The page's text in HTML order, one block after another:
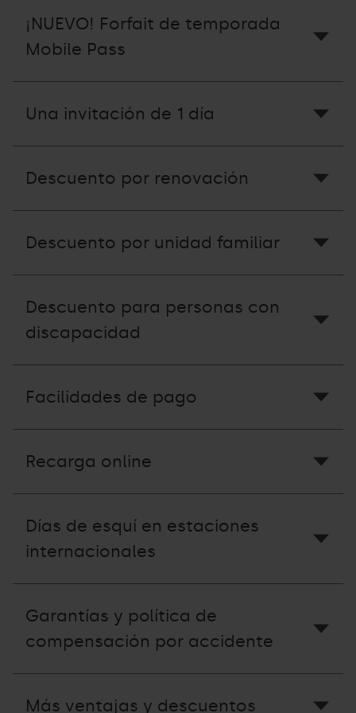
¡NUEVO! Forfait de temporada
Mobile Pass
Una invitación de 1 día
Descuento por renovación
Descuento por unidad familiar
Descuento para personas con
discapacidad
Facilidades de pago
Recarga online
Días de esquí en estaciones
internacionales
Garantías y política de
compensación por accidente
Más ventajas y descuentos